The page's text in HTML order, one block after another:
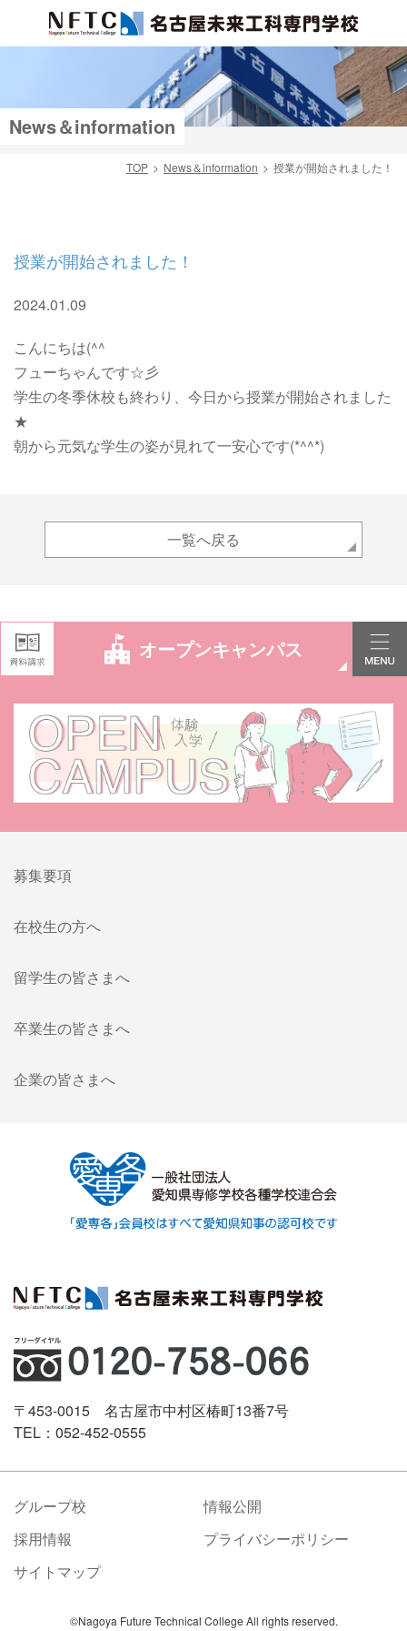
News＆information
TOP News＆information 授業が開始されました！
授業が開始されました！
2024.01.09
こんにちは(^^
フューちゃんです☆彡
学生の冬季休校も終わり、今日から授業が開始されました
★
朝から元気な学生の姿が見れて一安心です(*^^*)
一覧へ戻る
オープンキャンパス
募集要項
在校生の方へ
留学生の皆さまへ
卒業生の皆さまへ
企業の皆さまへ
〒453-0015 名古屋市中村区椿町13番7号
TEL：052-452-0555
グループ校
情報公開
採用情報
プライバシーポリシー
サイトマップ
©Nagoya Future Technical College All rights reserved.